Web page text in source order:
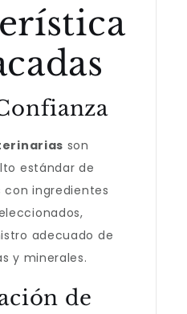
son
estándar de
con ingredientes
adecuado de
y minerales.
de